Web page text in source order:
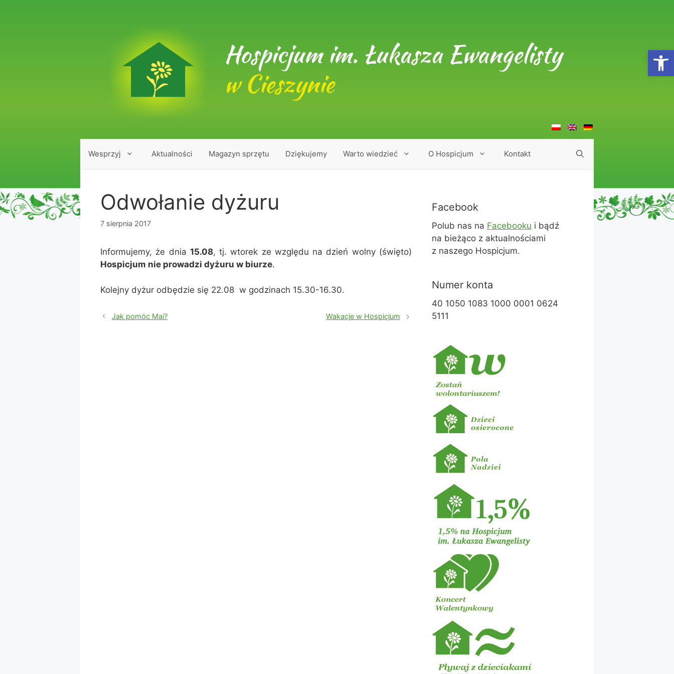
Hospicjum im. Łukasza Ewangelisty
w Cieszynie
Wesprzyj Aktualności Magazyn sprzętu Dziękujemy Warto wiedzieć O Hospicjum Kontakt
Odwołanie dyżuru
7 sierpnia 2017
Informujemy, że dnia 15.08, tj. wtorek ze względu na dzień wolny (święto)
Hospicjum nie prowadzi dyżuru w biurze.
Kolejny dyżur odbędzie się 22.08 w godzinach 15.30-16.30.
Jak pomóc Mai? Wakacje w Hospicjum
Facebook
Polub nas na Facebooku i bądź
na bieżąco z aktualnościami
z naszego Hospicjum.
Numer konta
40 1050 1083 1000 0001 0624
5111